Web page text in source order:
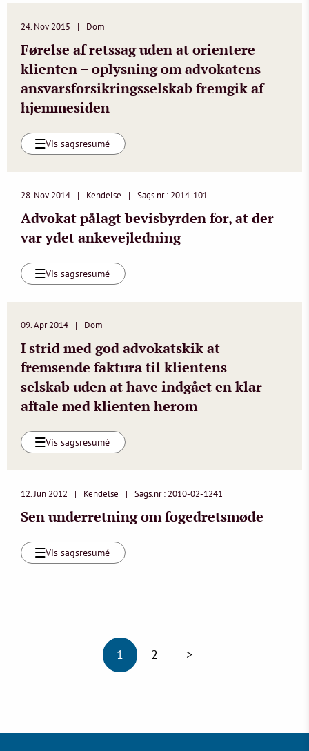
24. Nov 2015 Dom
Førelse af retssag uden at orientere
klienten – oplysning om advokatens
ansvarsforsikringsselskab fremgik af
hjemmesiden
Vis sagsresumé
28. Nov 2014 Kendelse Sags.nr : 2014-101
Advokat pålagt bevisbyrden for, at der
var ydet ankevejledning
Vis sagsresumé
09. Apr 2014 Dom
I strid med god advokatskik at
fremsende faktura til klientens
selskab uden at have indgået en klar
aftale med klienten herom
Vis sagsresumé
12. Jun 2012 Kendelse Sags.nr : 2010-02-1241
Sen underretning om fogedretsmøde
Vis sagsresumé
1 2 >